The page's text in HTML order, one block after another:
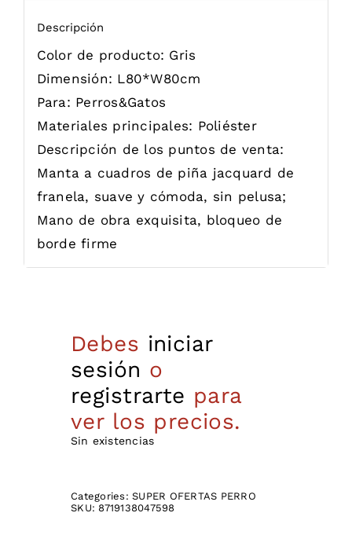
Descripción
Color de producto: Gris
Dimensión: L80*W80cm
Para: Perros&Gatos
Materiales principales: Poliéster
Descripción de los puntos de venta:
Manta a cuadros de piña jacquard de
franela, suave y cómoda, sin pelusa;
Mano de obra exquisita, bloqueo de
borde firme
Debes iniciar
sesión o
registrarte para
ver los precios.
Sin existencias
Categories:SUPER OFERTAS PERRO
SKU: 8719138047598